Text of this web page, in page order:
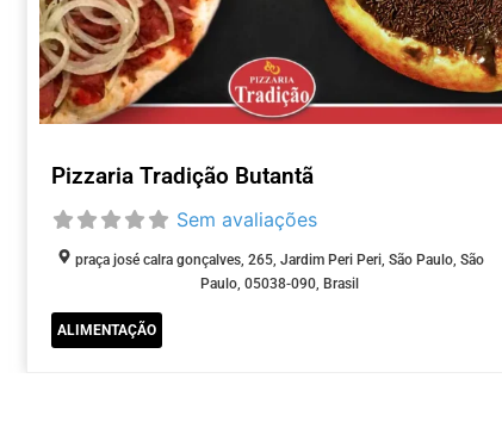
Pizzaria Tradição Butantã
Sem avaliações
praça josé calra gonçalves, 265, Jardim Peri Peri, São Paulo, São
Paulo, 05038-090, Brasil
ALIMENTAÇÃO